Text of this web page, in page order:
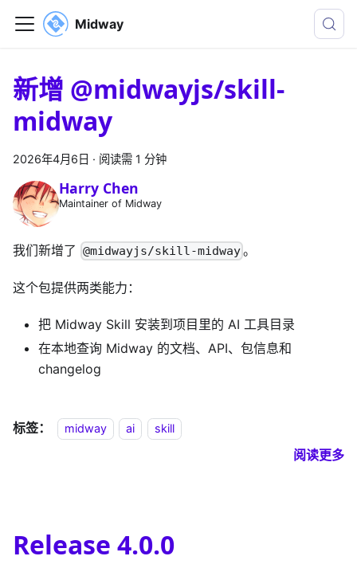
Midway
新增 @midwayjs/skill-
midway
2026年4月6日 · 阅读需 1 分钟
Harry Chen
Maintainer of Midway
我们新增了 @midwayjs/skill-midway。
这个包提供两类能力：
把 Midway Skill 安装到项目里的 AI 工具目录
在本地查询 Midway 的文档、API、包信息和
changelog
标签： midway ai skill
阅读更多
Release 4.0.0